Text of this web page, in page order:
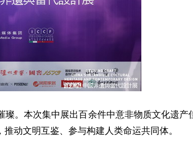
。本次集中展出百余件中意非物质文化遗产
动文明互鉴、参与构建人类命运共同体。